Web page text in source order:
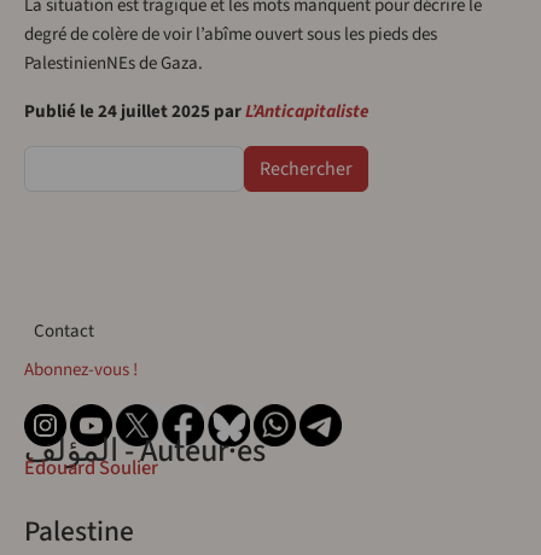
La situation est tragique et les mots manquent pour décrire le
degré de colère de voir l’abîme ouvert sous les pieds des
PalestinienNEs de Gaza.
Publié le 24 juillet 2025 parL’Anticapitaliste
Contact
Contact
Abonnez-vous !
المؤلف - Auteur·esÉdouard Soulier
Palestine